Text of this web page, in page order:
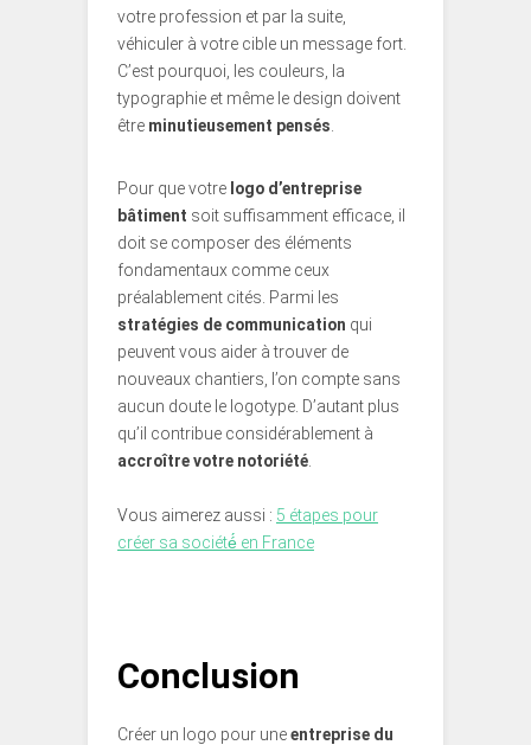
votre profession et par la suite,
véhiculer à votre cible un message fort.
C’est pourquoi, les couleurs, la
typographie et même le design doivent
être minutieusement pensés
Pour que votre logo d’entreprise
bâtiment soit suffisamment efficace, il
doit se composer des éléments
fondamentaux comme ceux
préalablement cités. Parmi les
stratégies de communication qui
peuvent vous aider à trouver de
nouveaux chantiers, l’on compte sans
aucun doute le logotype. D’autant plus
qu’il contribue considérablement à
accroître votre notoriété
Vous aimerez aussi : 5 étapes pour
créer sa société́ en France
Conclusion
Créer un logo pour uneentreprise du